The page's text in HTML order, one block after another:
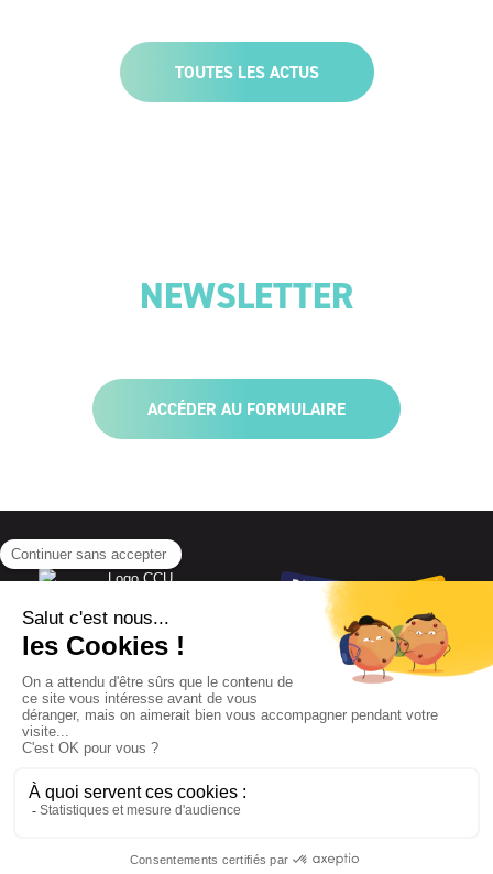
TOUTES LES ACTUS
NEWSLETTER
ACCÉDER AU FORMULAIRE
CCU – L’entraide
du lundi au vendredi de 9h à 13h et de 14h à 17h
10, rue de Lisbonne 75008 PARIS FRANCE
Mail : ccu@lentraide.fr
www.lentraide.fr